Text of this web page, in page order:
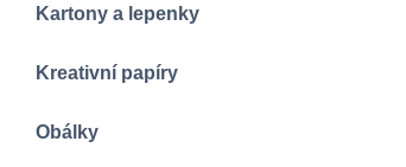
Kartony a lepenky
Kreativní papíry
Obálky